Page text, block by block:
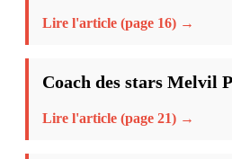
Lire l'article (page 16) →
Coach des stars Melvil
Lire l'article (page 21) →